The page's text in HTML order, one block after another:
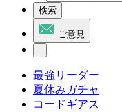
検索
ご意見
最強リーダー
夏休みガチャ
コードギアス